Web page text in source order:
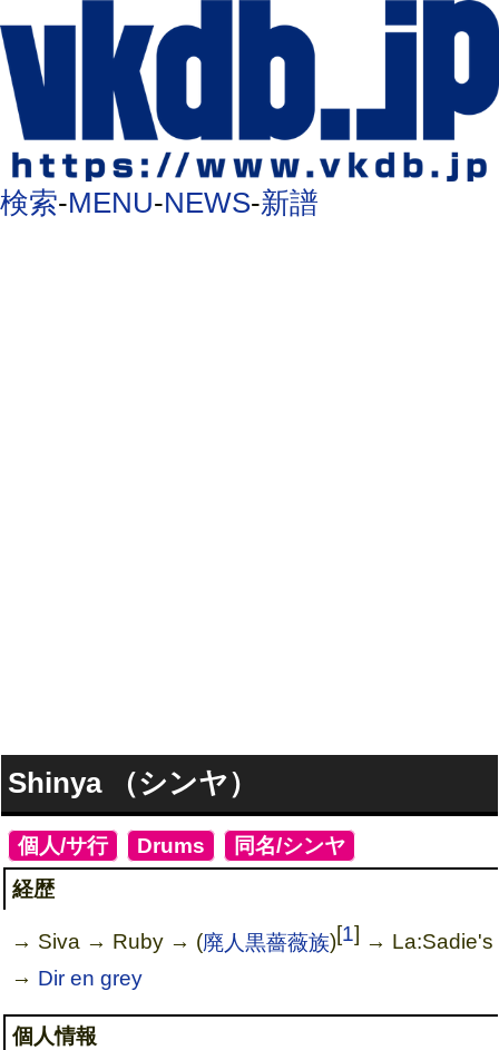
検索-MENU-NEWS-新譜
Shinya （シンヤ）
個人/サ行] Drums 同名/シンヤ
経歴
→ Siva → Ruby → (廃人黒薔薇族)[1] → La:Sadie's
→ Dir en grey
個人情報